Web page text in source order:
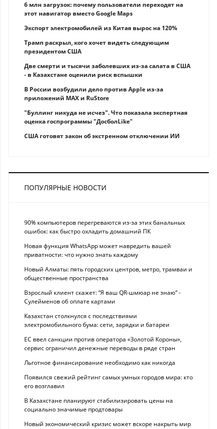
6 млн загрузок: почему пользователи переходят на
этот навигатор вместо Google Maps
Экспорт электромобилей из Китая вырос на 120%
Трамп раскрыл, кого хочет видеть следующим
президентом США
Две смерти и тысячи заболевших из-за салата в США
- в Казахстане оценили риск вспышки
В России возбудили дело против Apple из-за
приложений MAX и RuStore
"Буллинг никуда не исчез". Что показала экспертная
оценка госпрограммы "ДосболLike"
США готовят закон об экстренном отключении ИИ
ПОПУЛЯРНЫЕ НОВОСТИ
90% компьютеров перегреваются из-за этих банальных
ошибок: как быстро охладить домашний ПК
Новая функция WhatsApp может навредить вашей
приватности: что нужно знать каждому
Новый Алматы: пять городских центров, метро, трамваи и
общественные пространства
Взрослый клиент скажет: “Я ваш QR-шмюар не знаю“ -
Сулейменов об оплате картами
Казахстан столкнулся с последствиями
электромобильного бума: сети, зарядки и батареи
ЕС ввел санкции против оператора «Золотой Короны»,
сервис ограничил денежные переводы в ряде стран
Льготное финансирование необходимо как никогда
Появился свежий рейтинг самых умных городов мира: кто
его возглавил
В Казахстане планируют стабилизировать цены на
социально значимые продтовары
Новый экономический кризис может вскоре накрыть мир